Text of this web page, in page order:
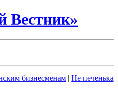
Вестник»
бизнесменам | Не печенька